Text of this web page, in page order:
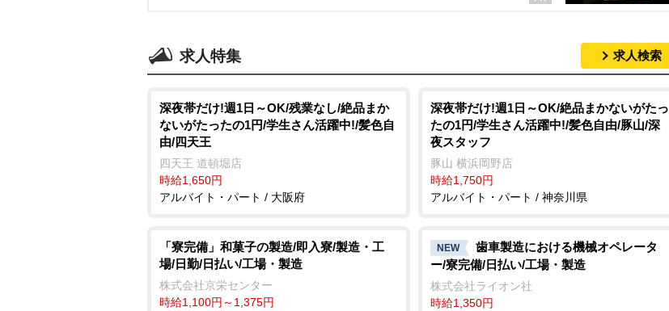
求人特集 求人検索
深夜帯だけ!週1日～OK/残業なし/絶品まか
ないがたったの1円/学生さん活躍中!/髪色自
由/四天王
四天王 道頓堀店
時給1,650円
アルバイト・パート / 大阪府
深夜帯だけ!週1日～OK/絶品まかないがたっ
たの1円/学生さん活躍中!/髪色自由/豚山/深
夜スタッフ
豚山 横浜岡野店
時給1,750円
アルバイト・パート / 神奈川県
「寮完備」和菓子の製造/即入寮/製造・工
場/日勤/日払い/工場・製造
株式会社京栄センター
時給1,100円～1,375円
NEW
歯車製造における機械オペレータ
ー/寮完備/日払い/工場・製造
株式会社ライオン社
時給1,350円